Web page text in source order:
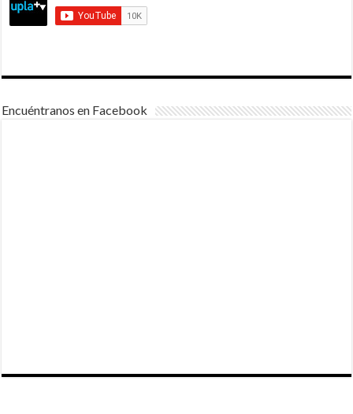
Encuéntranos en Facebook